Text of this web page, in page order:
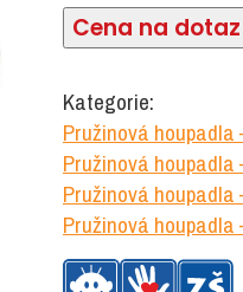
Cena na dotaz
Kategorie:
Pružinová
Pružinová
Pružinová
Pružinová